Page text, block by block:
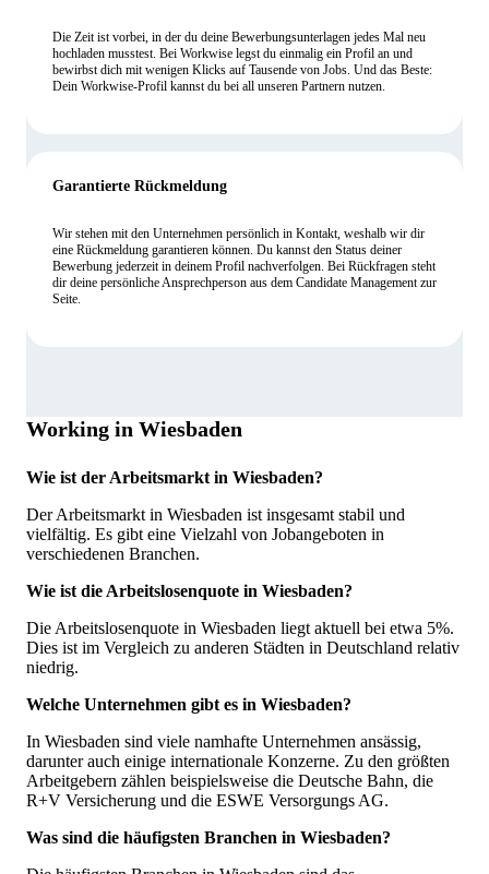
Die Zeit ist vorbei, in der du deine Bewerbungsunterlagen jedes Mal neu
hochladen musstest. Bei Workwise legst du einmalig ein Profil an und
bewirbst dich mit wenigen Klicks auf Tausende von Jobs. Und das Beste:
Dein Workwise-Profil kannst du bei all unseren Partnern nutzen.
Garantierte Rückmeldung
Wir stehen mit den Unternehmen persönlich in Kontakt, weshalb wir dir
eine Rückmeldung garantieren können. Du kannst den Status deiner
Bewerbung jederzeit in deinem Profil nachverfolgen. Bei Rückfragen steht
dir deine persönliche Ansprechperson aus dem Candidate Management zur
Seite.
Working in Wiesbaden
Wie ist der Arbeitsmarkt in Wiesbaden?
Der Arbeitsmarkt in Wiesbaden ist insgesamt stabil und
vielfältig. Es gibt eine Vielzahl von Jobangeboten in
verschiedenen Branchen.
Wie ist die Arbeitslosenquote in Wiesbaden?
Die Arbeitslosenquote in Wiesbaden liegt aktuell bei etwa 5%.
Dies ist im Vergleich zu anderen Städten in Deutschland relativ
niedrig.
Welche Unternehmen gibt es in Wiesbaden?
In Wiesbaden sind viele namhafte Unternehmen ansässig,
darunter auch einige internationale Konzerne. Zu den größten
Arbeitgebern zählen beispielsweise die Deutsche Bahn, die
R+V Versicherung und die ESWE Versorgungs AG.
Was sind die häufigsten Branchen in Wiesbaden?